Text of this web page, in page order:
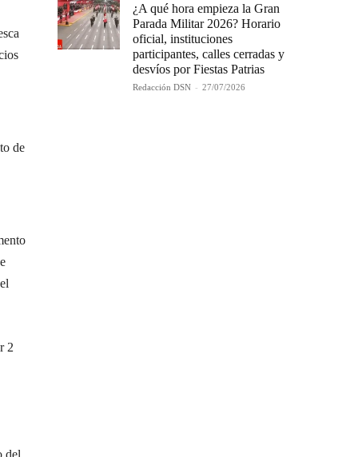
de
2
del
¿A qué hora empieza la Gran
Parada Militar 2026? Horario
oficial, instituciones
participantes, calles cerradas y
desvíos por Fiestas Patrias
Redacción DSN - 27/07/2026